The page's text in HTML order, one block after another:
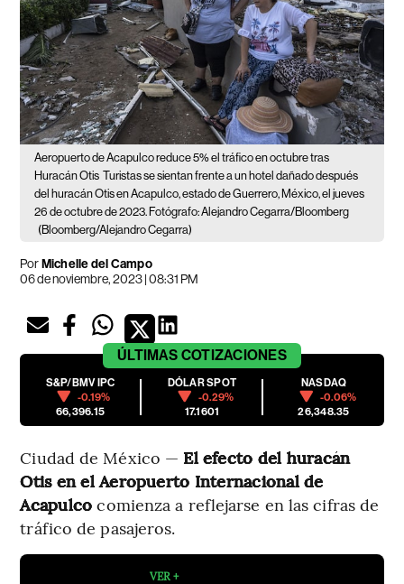
Aeropuerto de Acapulco reduce 5% el tráfico en octubre tras
Huracán Otis Turistas se sientan frente a un hotel dañado después
del huracán Otis en Acapulco, estado de Guerrero, México, el jueves
26 de octubre de 2023. Fotógrafo: Alejandro Cegarra/Bloomberg ​
(Bloomberg/Alejandro Cegarra)
PorMichelle del Campo
06 de noviembre, 2023 | 08:31 PM
ÚLTIMAS COTIZACIONES
S&P/BMV IPC
-0.19%
66,396.15
DÓLAR SPOT
-0.29%
17.1601
NASDAQ
-0.06%
26,348.35
Ciudad de México — El efecto del huracán
Otis en el Aeropuerto Internacional de
Acapulco comienza a reflejarse en las cifras de
tráfico de pasajeros.
VER +